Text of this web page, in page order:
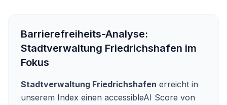
Barrierefreiheits-Analyse:
Stadtverwaltung Friedrichshafen im
Fokus
Stadtverwaltung Friedrichshafen erreicht in
unserem Index einen accessibleAI Score von